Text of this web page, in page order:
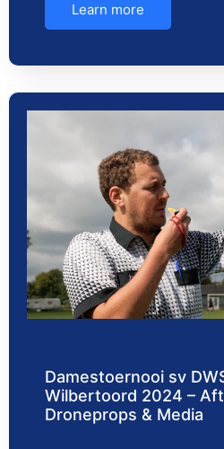
Learn more
Damestoernooi sv
Wilbertoord 2024 –
Droneprops & Media